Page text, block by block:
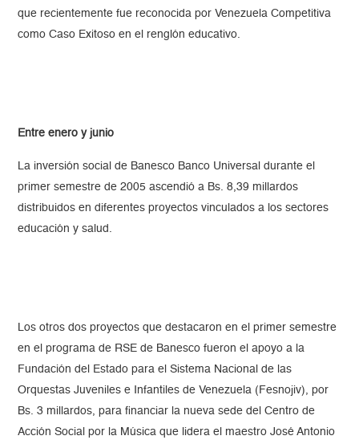
que recientemente fue reconocida por Venezuela Competitiva
como Caso Exitoso en el renglón educativo.
Entre enero y junio
La inversión social de Banesco Banco Universal durante el
primer semestre de 2005 ascendió a Bs. 8,39 millardos
distribuidos en diferentes proyectos vinculados a los sectores
educación y salud.
Los otros dos proyectos que destacaron en el primer semestre
en el programa de RSE de Banesco fueron el apoyo a la
Fundación del Estado para el Sistema Nacional de las
Orquestas Juveniles e Infantiles de Venezuela (Fesnojiv), por
Bs. 3 millardos, para financiar la nueva sede del Centro de
Acción Social por la Música que lidera el maestro José Antonio